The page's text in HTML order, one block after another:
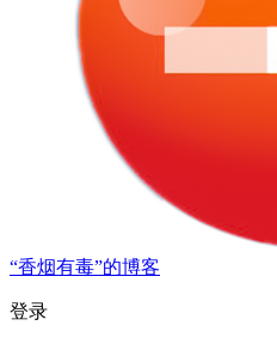
“香烟有毒”的博客
登录